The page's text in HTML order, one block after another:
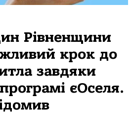
Рівненщини
крок до
завдяки
єОселя.